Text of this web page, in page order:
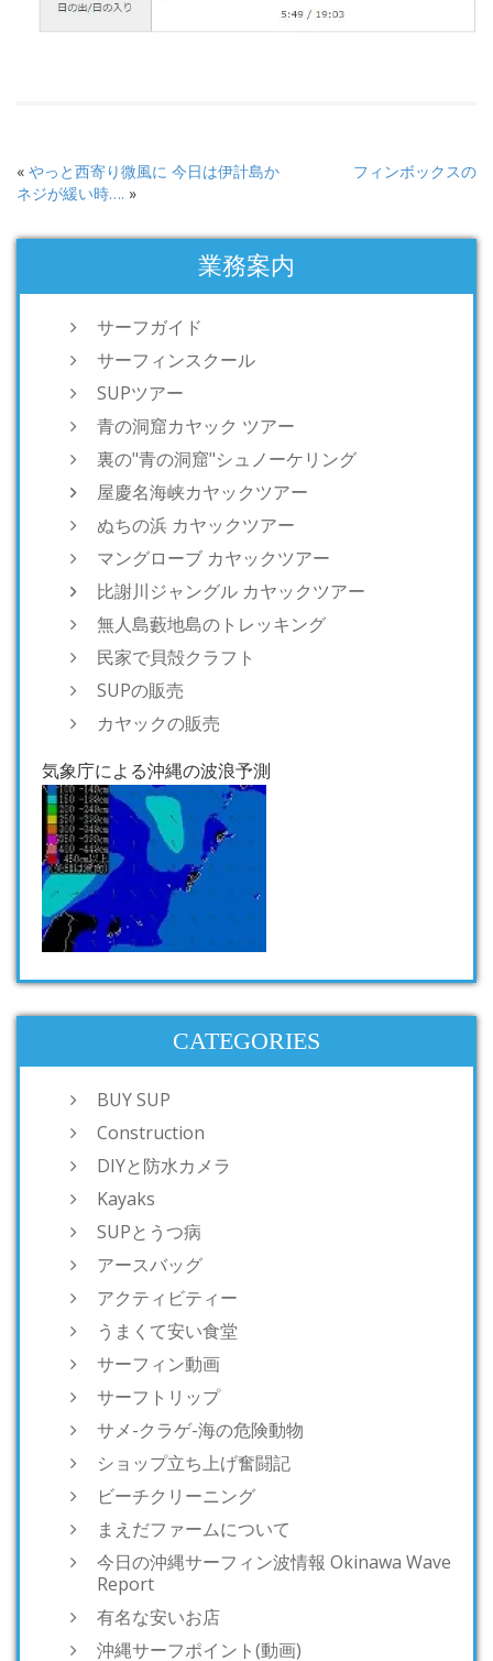
« やっと西寄り微風に 今日は伊計島か
フィンボックスの
ネジが緩い時…. »
業務案内
サーフガイド
サーフィンスクール
SUPツアー
青の洞窟カヤック ツアー
裏の"青の洞窟"シュノーケリング
屋慶名海峡カヤックツアー
ぬちの浜 カヤックツアー
マングローブ カヤックツアー
比謝川ジャングル カヤックツアー
無人島藪地島のトレッキング
民家で貝殻クラフト
SUPの販売
カヤックの販売
気象庁による沖縄の波浪予測
CATEGORIES
BUY SUP
Construction
DIYと防水カメラ
Kayaks
SUPとうつ病
アースバッグ
アクティビティー
うまくて安い食堂
サーフィン動画
サーフトリップ
サメ-クラゲ-海の危険動物
ショップ立ち上げ奮闘記
ビーチクリーニング
まえだファームについて
今日の沖縄サーフィン波情報 Okinawa Wave
Report
有名な安いお店
沖縄サーフポイント(動画)